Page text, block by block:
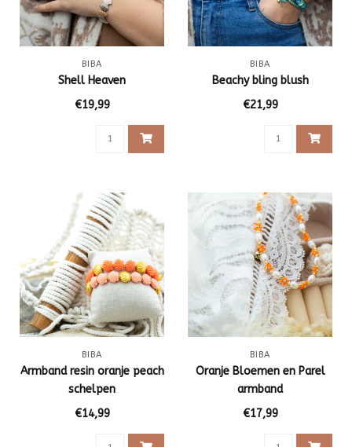
BIBA
Shell Heaven
€19,99
BIBA
Beachy bling blush
€21,99
BIBA
Armband resin oranje peach
schelpen
€14,99
BIBA
Oranje Bloemen en Parel
armband
€17,99